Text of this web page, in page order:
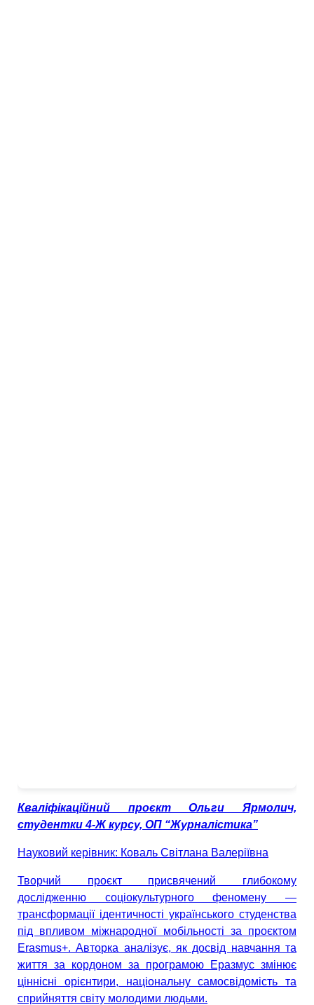
Кваліфікаційний проєкт Ольги Ярмолич,
студентки 4-Ж курсу, ОП “Журналістика”
Науковий керівник: Коваль Світлана Валеріївна
Творчий проєкт присвячений глибокому
дослідженню соціокультурного феномену —
трансформації ідентичності українського студенства
під впливом міжнародної мобільності за проєктом
Erasmus+. Авторка аналізує, як досвід навчання та
життя за кордоном за програмою Еразмус змінює
ціннісні орієнтири, національну самосвідомість та
сприйняття світу молодими людьми.